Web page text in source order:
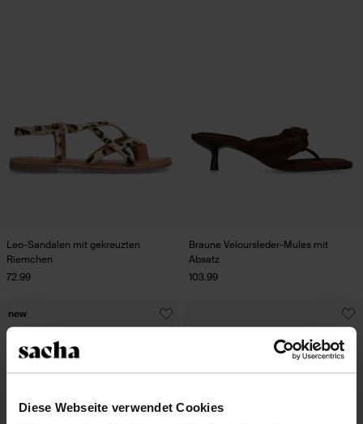
Diese Webseite verwendet Cookies
Leo-Sandalen mit gekreuzten
Riemchen
72.99
Braune Veloursleder-Mules mit
Absatz
103.99
new